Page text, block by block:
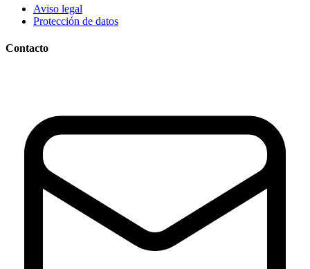
Aviso legal
Protección de datos
Contacto